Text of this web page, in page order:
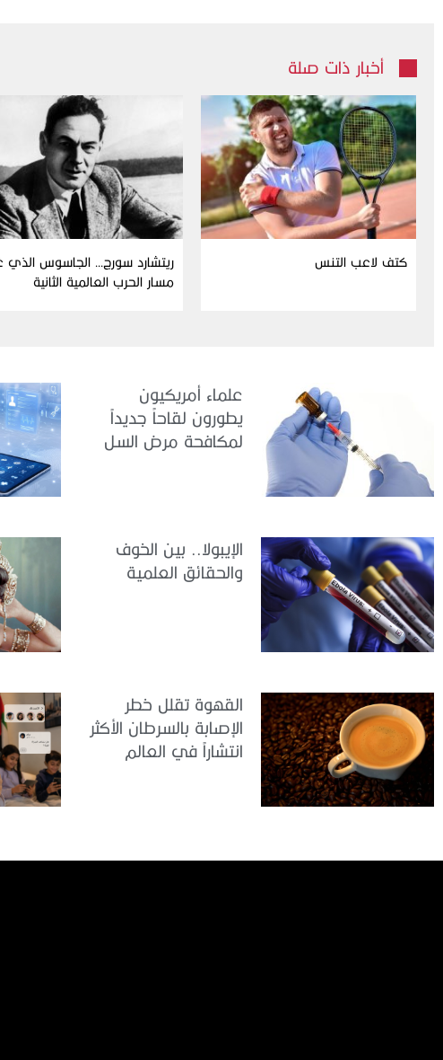
أخبار ذات صلة
كتف لاعب التنس
ريتشارد سورج… الجاسوس الذي
مسار الحرب العالمية الثانية
علماء أمريكيون
يطورون لقاحاً جديداً
لمكافحة مرض السل
الإيبولا.. بين الخوف
والحقائق العلمية
القهوة تقلل خطر
الإصابة بالسرطان الأكثر
انتشاراً في العالم